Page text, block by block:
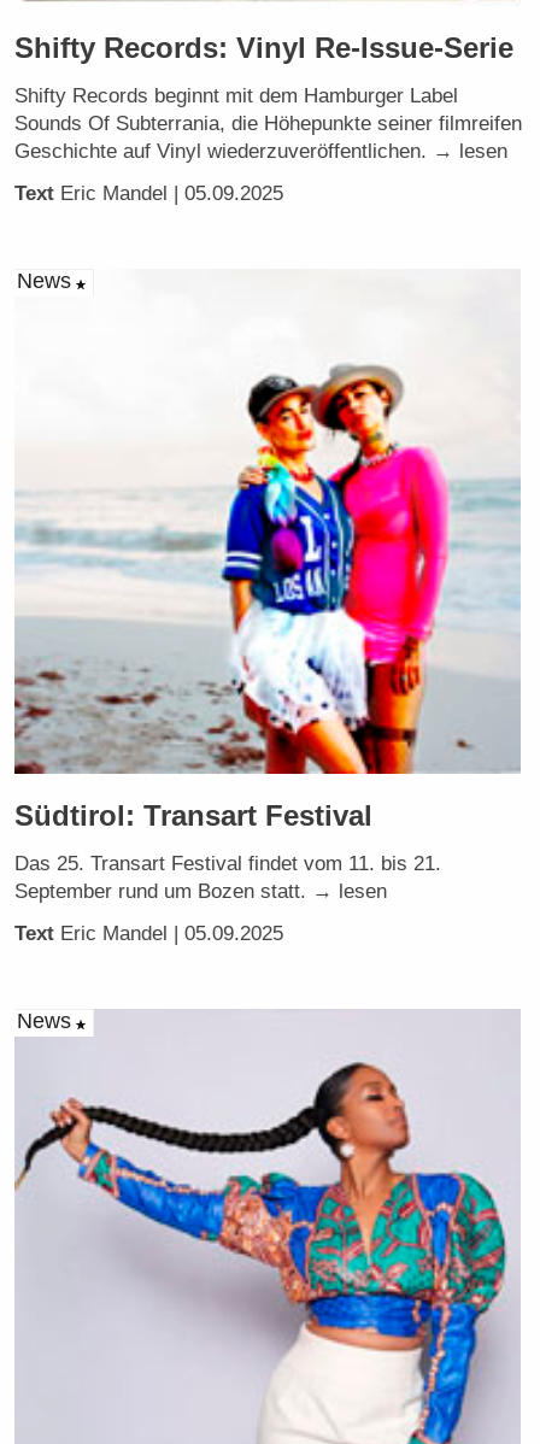
Shifty Records: Vinyl Re-Issue-Serie
Shifty Records beginnt mit dem Hamburger Label
Sounds Of Subterrania, die Höhepunkte seiner filmreifen
Geschichte auf Vinyl wiederzuveröffentlichen. → lesen
Text Eric Mandel | 05.09.2025
News
Südtirol: Transart Festival
Das 25. Transart Festival findet vom 11. bis 21.
September rund um Bozen statt. → lesen
Text Eric Mandel | 05.09.2025
News